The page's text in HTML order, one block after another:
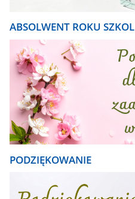
ABSOLWENT ROKU
PODZIĘKOWANIE